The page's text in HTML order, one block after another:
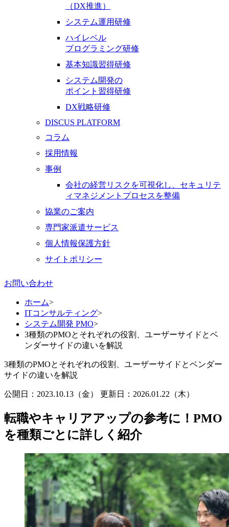
（DX推進）
システム運用研修
ハイレベル
プログラミング研修
基本知識習得研修
システム開発の
ポイント習得研修
DX戦略研修
DISCUS PLATFORM
コラム
採用情報
事例
会社の経営リスクを可視化し、セキュリテ
ィマネジメントプロセスを整備
協業のご案内
専門家派遣サービス
個人情報保護方針
サイトポリシー
お問い合わせ
ホーム>
ITコンサルティング>
システム開発 PMO>
3種類のPMOとそれぞれの役割、ユーザーサイドとベ
ンダーサイドの違いを解説
3種類のPMOとそれぞれの役割、ユーザーサイドとベンダー
サイドの違いを解説
公開日：2023.10.13（金） 更新日： 2026.01.22（木）
転職やキャリアアップの参考に！PMO
を種類ごとに詳しく紹介